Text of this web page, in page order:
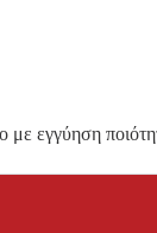
με εγγύηση